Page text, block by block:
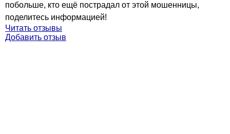
побольше, кто ещё пострадал от этой мошенницы,
поделитесь информацией!
Читать отзывы
Добавить отзыв